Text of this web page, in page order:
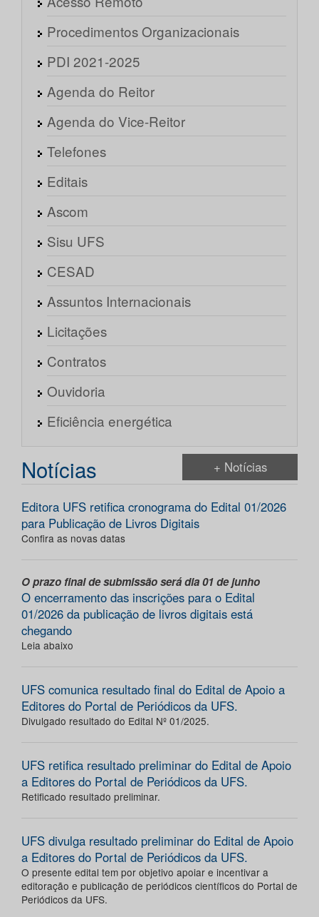
Procedimentos Organizacionais
PDI 2021-2025
Agenda do Reitor
Agenda do Vice-Reitor
Telefones
Editais
Ascom
Sisu UFS
CESAD
Assuntos Internacionais
Licitações
Contratos
Ouvidoria
Eficiência energética
Notícias + Notícias
Editora UFS retifica cronograma do Edital 01/2026
para Publicação de Livros Digitais
Confira as novas datas
O prazo final de submissão será dia 01 de junho
O encerramento das inscrições para o Edital
01/2026 da publicação de livros digitais está
chegando
Leia abaixo
UFS comunica resultado final do Edital de Apoio a
Editores do Portal de Periódicos da UFS.
Divulgado resultado do Edital Nº 01/2025.
UFS retifica resultado preliminar do Edital de Apoio
a Editores do Portal de Periódicos da UFS.
Retificado resultado preliminar.
UFS divulga resultado preliminar do Edital de Apoio
a Editores do Portal de Periódicos da UFS.
O presente edital tem por objetivo apoiar e incentivar a
editoração e publicação de periódicos científicos do Portal de
Periódicos da UFS.